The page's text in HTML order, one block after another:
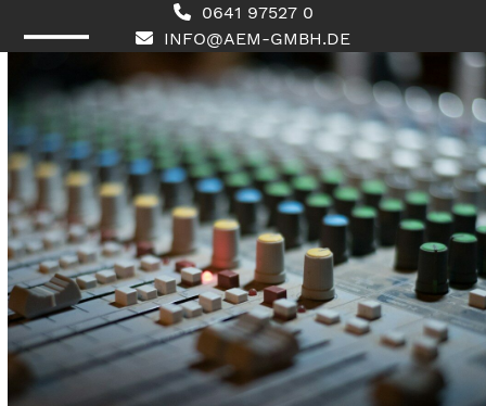
0641 97527 0
INFO@AEM-GMBH.DE
mobile
menu
mobile
menu